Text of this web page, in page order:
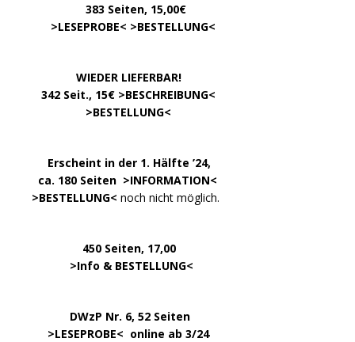
383 Seiten, 15,00€
>LESEPROBE< >BESTELLUNG<
WIEDER LIEFERBAR!
342 Seit., 15€ >BESCHREIBUNG<
>BESTELLUNG<
Erscheint in der 1. Hälfte ’24,
ca. 180 Seiten >INFORMATION<
>BESTELLUNG< noch nicht möglich.
450 Seiten, 17,00
>Info & BESTELLUNG<
DWzP Nr. 6, 52 Seiten
>LESEPROBE< online ab 3/24